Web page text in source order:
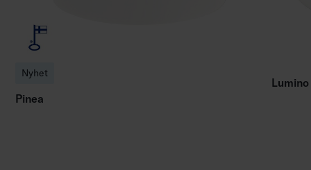
Nyhet
Pinea
Lumino